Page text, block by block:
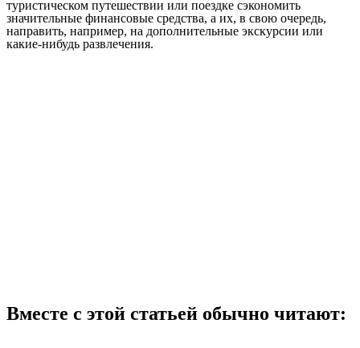
туристическом путешествии или поездке сэкономить
значительные финансовые средства, а их, в свою очередь,
направить, например, на дополнительные экскурсии или
какие-нибудь развлечения.
Вместе с этой статьей обычно читают: